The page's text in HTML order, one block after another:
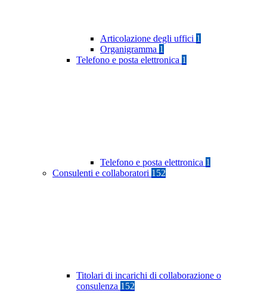
Articolazione degli uffici 1
Organigramma 1
Telefono e posta elettronica 1
Telefono e posta elettronica 1
Consulenti e collaboratori 152
Titolari di incarichi di collaborazione o
consulenza 152